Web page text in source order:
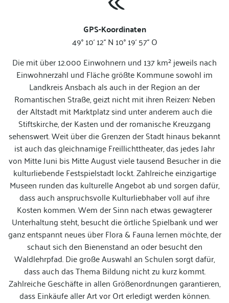
GPS-Koordinaten
49° 10‘ 12‘‘ N 10° 19‘ 57‘‘ O
Die mit über 12.000 Einwohnern und 137 km² jeweils nach
Einwohnerzahl und Fläche größte Kommune sowohl im
Landkreis Ansbach als auch in der Region an der
Romantischen Straße, geizt nicht mit ihren Reizen: Neben
der Altstadt mit Marktplatz sind unter anderem auch die
Stiftskirche, der Kasten und der romanische Kreuzgang
sehenswert. Weit über die Grenzen der Stadt hinaus bekannt
ist auch das gleichnamige Freillichttheater, das jedes Jahr
von Mitte Juni bis Mitte August viele tausend Besucher in die
kulturliebende Festspielstadt lockt. Zahlreiche einzigartige
Museen runden das kulturelle Angebot ab und sorgen dafür,
dass auch anspruchsvolle Kulturliebhaber voll auf ihre
Kosten kommen. Wem der Sinn nach etwas gewagterer
Unterhaltung steht, besucht die örtliche Spielbank und wer
ganz entspannt neues über Flora & Fauna lernen möchte, der
schaut sich den Bienenstand an oder besucht den
Waldlehrpfad. Die große Auswahl an Schulen sorgt dafür,
dass auch das Thema Bildung nicht zu kurz kommt.
Zahlreiche Geschäfte in allen Größenordnungen garantieren,
dass Einkäufe aller Art vor Ort erledigt werden können.